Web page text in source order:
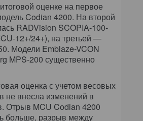
оценке на первое
Codian 4200. На второй
RADVision SCOPIA-100-
12+/24+), на третьей —
Модели Emblaze-VCON
MPS-200 существенно
оценка с учетом весовых
не внесла изменений в
Отрыв MCU Codian 4200
больше, разрыв между